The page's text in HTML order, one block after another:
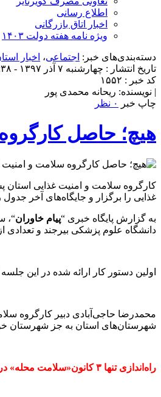
اطلاع رسانی
اخبار اتاق بازرگانی
ویژه نامه هفته دولت ۱۴۰۳
دسته‌بندی‌های خبر: اجتماعی، اخبار
تاریخ انتشار : چهارشنبه ۷ آذر ۱۳۹۷ - ۱۴:۳۸
کد خبر : ۱۵۵۲
| نویسنده: ریحانه محمدی پور
چاپ خبر
۰ نظر
هیچ؛ حاصل
غذایی را برگزار و جایگاه‌های آخر
به گزارش پایگاه خبری “پیام خاوران“،
دانشگاه علوم پزشکی بیرجند و تعدادی
اولین دستور کار ارائه شده در این
شهرستان‌های استان به جز شهرستان
راه‌اندازی تنها ۳ کانون‌«سلامت محله» در استان!